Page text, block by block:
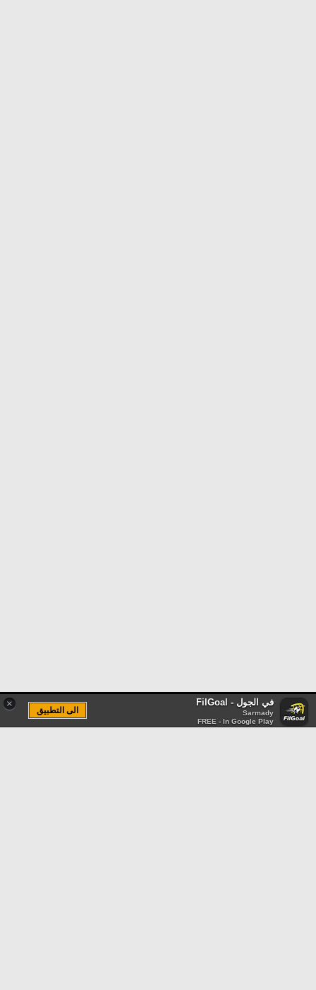
× في الجول - FilGoal
Sarmady
FREE - In Google Play
الى التطبيق